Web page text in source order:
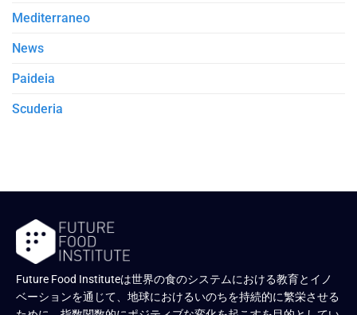
Mediterraneo
News
Paideia
Scuderia
Future Food Instituteは世界の食のシステムにおける教育とイノ
ベーションを通じて、地球におけるいのちを持続的に繁栄させる